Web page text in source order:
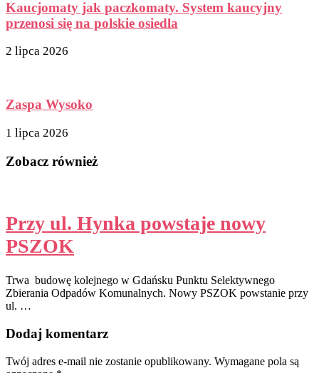
Kaucjomaty jak paczkomaty. System kaucyjny
przenosi się na polskie osiedla
2 lipca 2026
Zaspa Wysoko
1 lipca 2026
Zobacz również
Przy ul. Hynka powstaje nowy
PSZOK
Trwa budowę kolejnego w Gdańsku Punktu Selektywnego
Zbierania Odpadów Komunalnych. Nowy PSZOK powstanie przy
ul. …
Dodaj komentarz
Twój adres e-mail nie zostanie opublikowany. Wymagane pola są